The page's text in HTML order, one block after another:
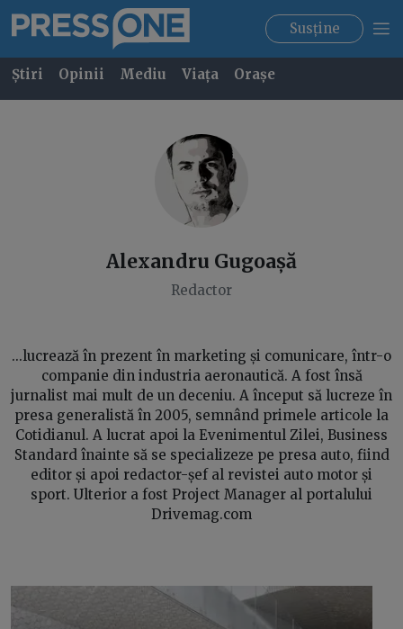
Susține
Știri Opinii Mediu Viața Orașe
Alexandru Gugoașă
Redactor
...lucrează în prezent în marketing și comunicare, într-o
companie din industria aeronautică. A fost însă
jurnalist mai mult de un deceniu. A început să lucreze în
presa generalistă în 2005, semnând primele articole la
Cotidianul. A lucrat apoi la Evenimentul Zilei, Business
Standard înainte să se specializeze pe presa auto, fiind
editor și apoi redactor-șef al revistei auto motor și
sport. Ulterior a fost Project Manager al portalului
Drivemag.com